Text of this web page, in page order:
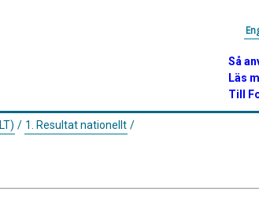
Så
Läs
Till
/ 1. Resultat nationellt /